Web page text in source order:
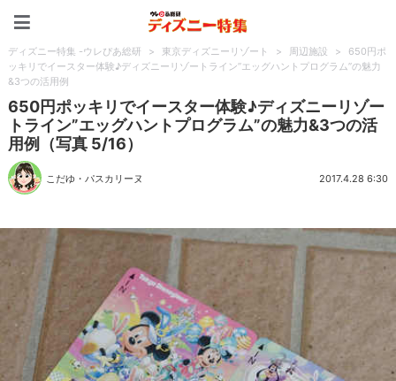
ディズニー特集 -ウレぴあ総研 > 東京ディズニーリゾート > 周辺施設 >
650円ポ
ッキリでイースター体験♪ディズニーリゾートライン”エッグハントプログラム”の魅力
&3つの活用例
650円ポッキリでイースター体験♪ディズニーリゾー
トライン”エッグハントプログラム”の魅力&3つの活
用例（写真 5/16）
こだゆ・パスカリーヌ 2017.4.28 6:30